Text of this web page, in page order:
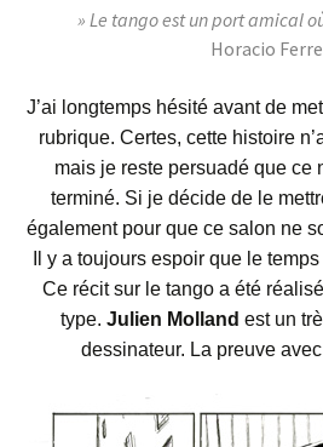
» Le tango est un port amical
Horacio
J’ai longtemps hésité avant de
rubrique. Certes, cette histoire
mais je reste persuadé que ce
terminé. Si je décide de le
également pour que ce salon ne
Il y a toujours espoir que le
Ce récit sur le tango a été
type. Julien Molland est un
dessinateur. La preuve avec